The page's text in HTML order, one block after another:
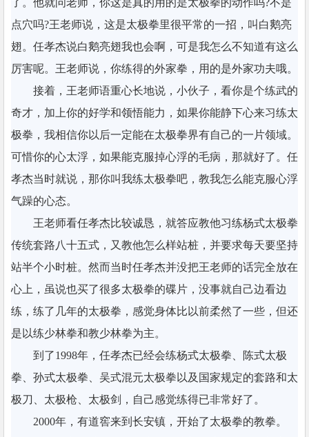
了。他就问老师，你这是真的用的是太极拳的动作吗?不是
点穴吗?王老师说，这是太极拳里很平常的一招，叫白鹅亮
翅。任孝杰说白鹅亮翅我也会啊，可是我怎么不知道有这么
厉害呢。王老师说，你练得的外家拳，用的是外家功夫哦。
接着，王老师语重心长地说，小伙子，看你是个练武的
奇才，加上你的好学和领悟能力，如果你能静下心来习练太
极拳，我相信你以后一定能在太极拳界有自己的一片领域。
可惜你的心太浮，如果能克服掉心浮的毛病，那就好了。任
孝杰当时就说，那你叫我练太极拳吧，教我怎么能克服心浮
气躁的心态。
王老师看任孝杰比较诚恳，就答应教他习练杨式太极拳
传统套路八十五式，又教他怎么样站桩，并要求每天要坚持
站半个小时桩。然而当时任孝杰并没把王老师的话完全放在
心上，虽说也买了很多太极拳的碟片，没事就自己边看边
练，练了几年的太极拳，感觉身体比以前柔然了一些，但还
是以练少林拳和教少林拳为主。
到了1998年，任孝杰已经会练杨式太极拳、陈式太极
拳、孙式太极拳、吴式混元太极拳以及国家规定的套路和太
极刀、太极枪、太极剑，自己感觉练得已非常好了。
2000年，有道窖来到长安镇，开始了太极拳的教拳。